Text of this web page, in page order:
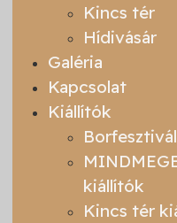
Kincs tér
Hídivásár
Galéria
Kapcsolat
Kiállítók
kiállítók
Kincs tér